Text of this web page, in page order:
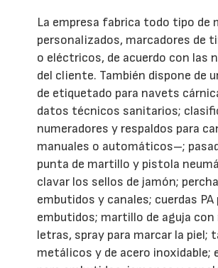
La empresa fabrica todo tipo de
personalizados, marcadores de
o eléctricos, de acuerdo con las
del cliente. También dispone de
de etiquetado para navets
datos técnicos sanitarios;
numeradores y respaldos para
manuales o automáticos–;
punta de martillo y pistola
clavar los sellos de jamón;
embutidos y canales; cuerdas PA
embutidos; martillo de aguja con
letras, spray para marcar la piel;
metálicos y de acero inoxidable;